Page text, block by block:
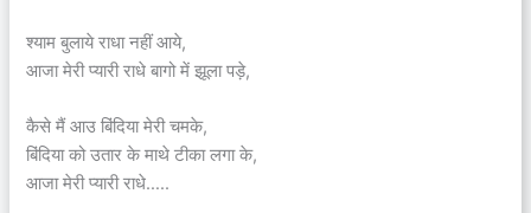
श्याम बुलाये राधा नहीं आये,
आजा मेरी प्यारी राधे बागो में झूला पड़े,
कैसे मैं आउ बिंदिया मेरी चमके,
बिंदिया को उतार के माथे टीका लगा के,
आजा मेरी प्यारी राधे…..